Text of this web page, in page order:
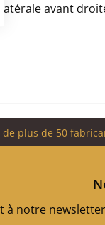
avant
plus de 50
à notre